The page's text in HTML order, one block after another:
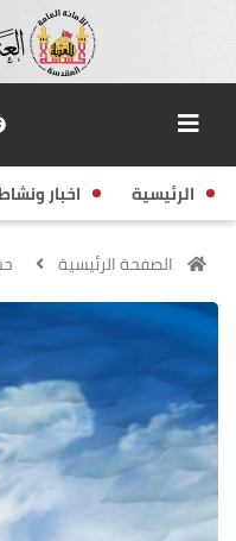
الرئيسية اخبار
الصفحة الرئيسية